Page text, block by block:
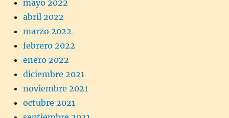
mayo 2022
abril 2022
marzo 2022
febrero 2022
enero 2022
diciembre 2021
noviembre 2021
octubre 2021